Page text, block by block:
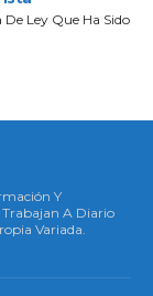
Ley Que Ha Sido
Y
A Diario
Variada.